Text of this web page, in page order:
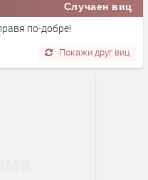
Случаен виц
по-добре!
Покажи друг виц